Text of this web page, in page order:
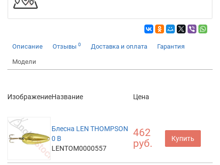
Описание Отзывы 0 Доставка и оплата Гарантия
Модели
ИзображениеНазвание Цена
Блесна LEN THOMPSON
0 B
LENTOM0000557
462
руб.
Купить